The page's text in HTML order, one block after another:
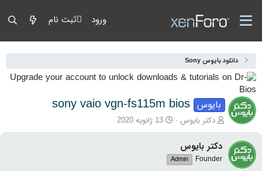
ورود ثبت نام
دانلود بایوس Sony
بایوس sony vaio vgn-fs115m bios
آغازگر گفتمان
دکتر بایوس تاریخ شروع
13 ژانویه 2020
دکتر بایوس
Founder
Admin